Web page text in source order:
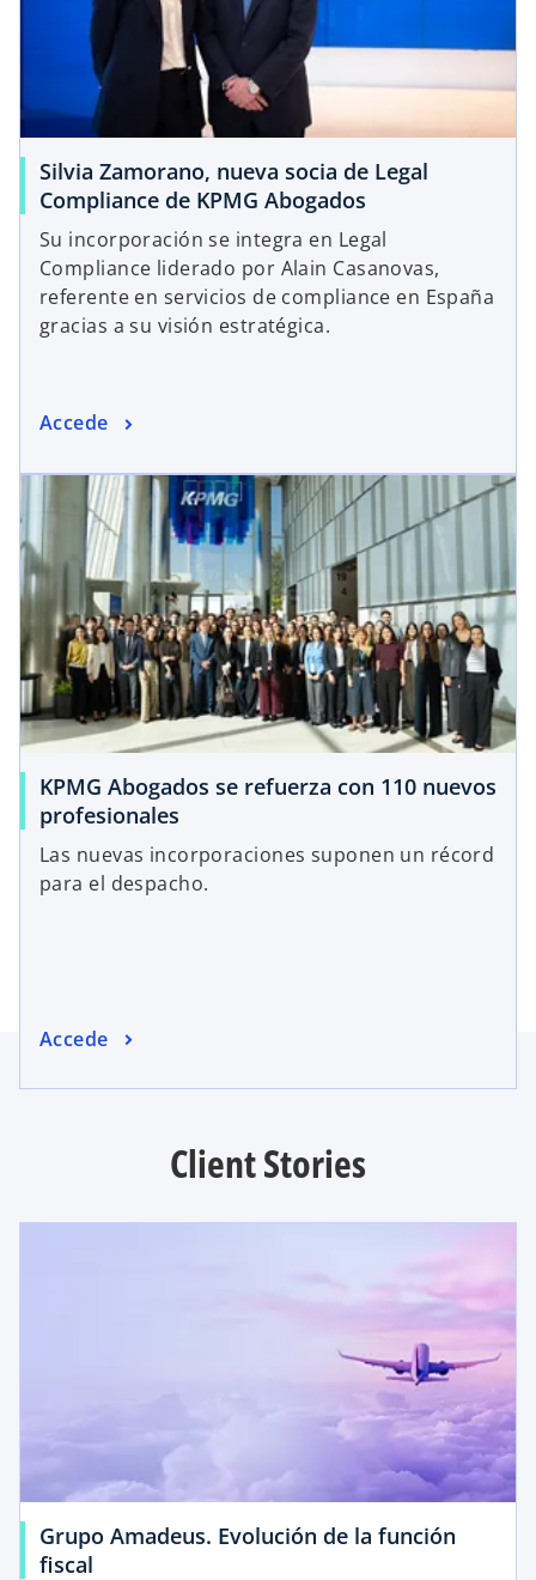
Silvia Zamorano, nueva socia de Legal
Compliance de KPMG Abogados
Su incorporación se integra en Legal
Compliance liderado por Alain Casanovas,
referente en servicios de compliance en España
gracias a su visión estratégica.
Accede
KPMG Abogados se refuerza con 110 nuevos
profesionales
Las nuevas incorporaciones suponen un récord
para el despacho.
Accede
Client Stories
Grupo Amadeus. Evolución de la función
fiscal